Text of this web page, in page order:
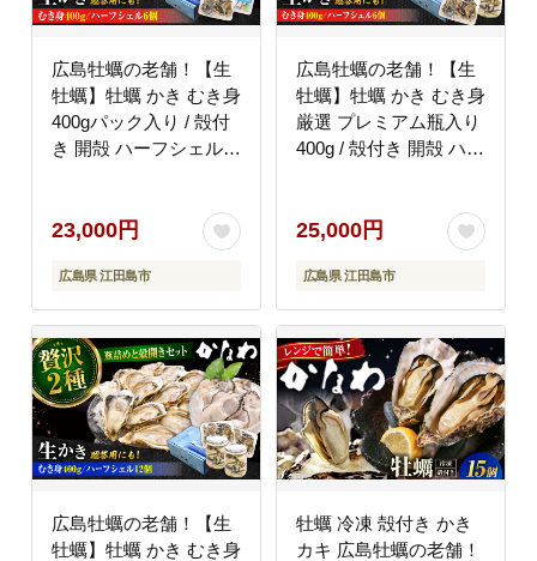
広島牡蠣の老舗！【生
牡蠣】牡蠣 かき むき身
400gパック入り / 殻付
き 開殻 ハーフシェルオ
産 江田島市/株式会社か
23,000円
広島県 江田島市
広島牡蠣の老舗！【生
牡蠣】牡蠣 かき むき身
厳選 プレミアム瓶入り
400g / 殻付き 開殻 ハー
海鮮 広島県産 江田島
[XBP016] 牡蠣
25,000円
広島県 江田島市
広島牡蠣の老舗！【生
牡蠣】牡蠣 かき むき身
牡蠣 冷凍 殻付き かき
カキ 広島牡蠣の老舗！